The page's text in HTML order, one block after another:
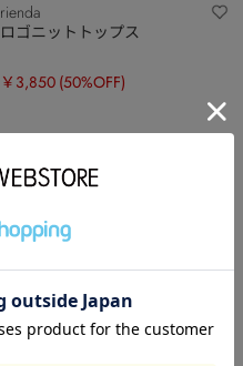
rienda
ロゴニットトップス
￥3,850 (50%OFF)